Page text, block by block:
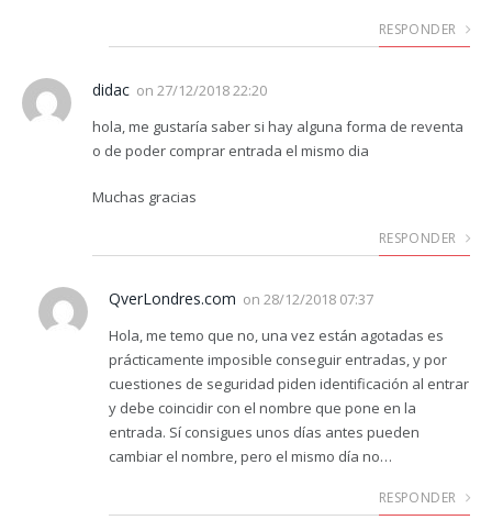
RESPONDER
didac on 27/12/2018 22:20
hola, me gustaría saber si hay alguna forma de reventa
o de poder comprar entrada el mismo dia
Muchas gracias
RESPONDER
QverLondres.com on 28/12/2018 07:37
Hola, me temo que no, una vez están agotadas es
prácticamente imposible conseguir entradas, y por
cuestiones de seguridad piden identificación al entrar
y debe coincidir con el nombre que pone en la
entrada. Sí consigues unos días antes pueden
cambiar el nombre, pero el mismo día no…
RESPONDER